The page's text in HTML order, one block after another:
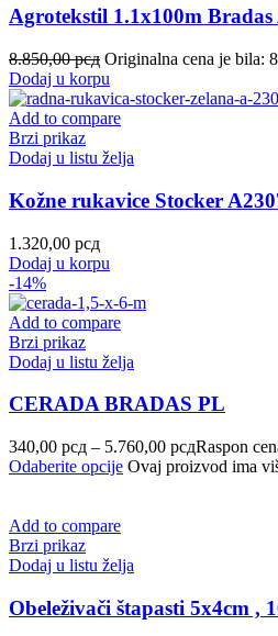
Agrotekstil 1.1x100m Bradas
8.850,00рсд Originalna cena je bila:
Dodaj u korpu
Add to compare
Brzi prikaz
Dodaj u listu želja
Kožne rukavice Stocker
1.320,00 рсд
Dodaj u korpu
-14%
Add to compare
Brzi prikaz
Dodaj u listu želja
CERADA BRADAS PL
340,00 рсд – 5.760,00 рсдRaspon
Odaberite opcije Ovaj proizvod ima
Add to compare
Brzi prikaz
Dodaj u listu želja
Obeleživači štapasti 5x4cm ,